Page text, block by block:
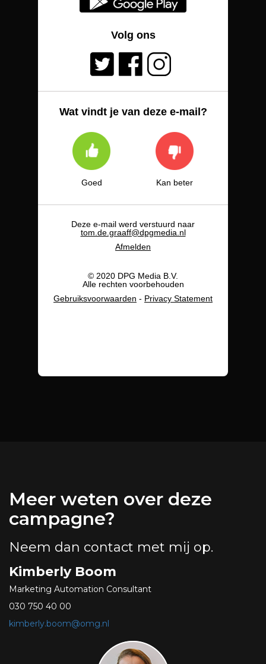
Meer weten over deze
campagne?
Neem dan contact met mij op.
Kimberly Boom
Marketing Automation Consultant
030 750 40 00
kimberly.boom@omg.nl